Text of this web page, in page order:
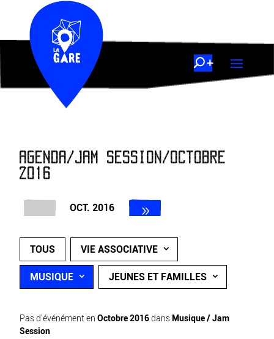
AGENDA/JAM SESSION/OCTOBRE
2016
OCT. 2016
TOUS VIE ASSOCIATIVE
MUSIQUE JEUNES ET FAMILLES
Pas d'événément en Octobre 2016dans Musique / Jam
Session